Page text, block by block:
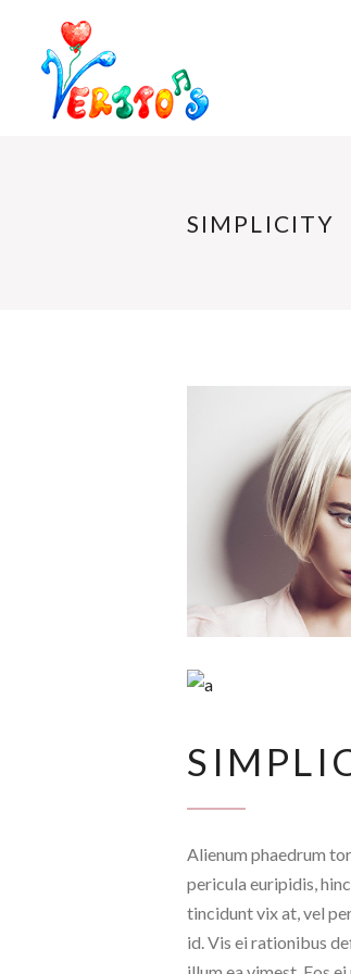
SIMPLICITY
Alienum phaedrum
pericula euripidis,
tincidunt vix at, vel
id. Vis ei rationibus